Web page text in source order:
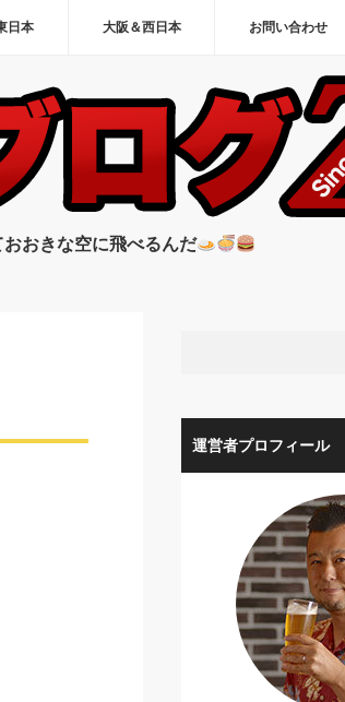
日本 大阪＆西日本 お問い合わせ
おきな空に飛べるんだ
運営者プロフィール